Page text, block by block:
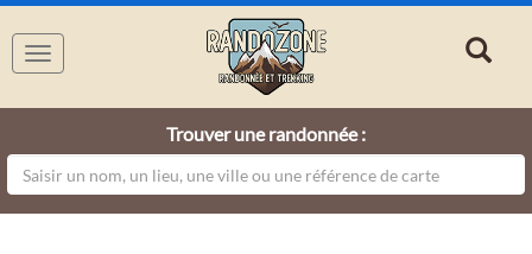
Navigation
Trouver une randonnée :